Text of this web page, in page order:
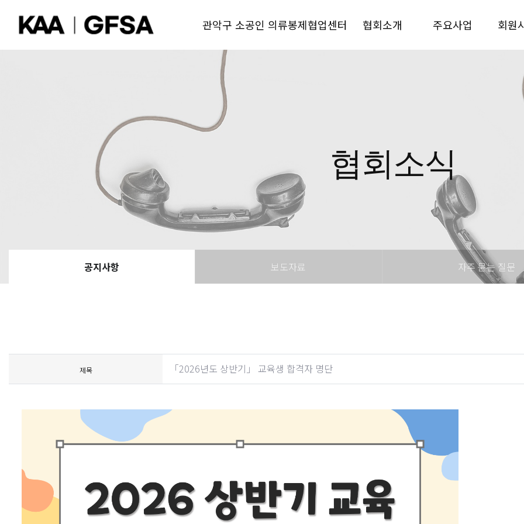
관악구 소공인 의류봉제협업센터 협회소개 주요사업 회원
협회소식
공지사항 보도자료 자주 묻는 질문
제목 「2026년도 상반기」 교육생 합격자 명단